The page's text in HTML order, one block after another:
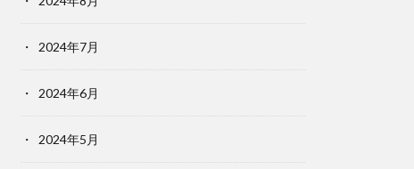
2024年7月
2024年6月
2024年5月